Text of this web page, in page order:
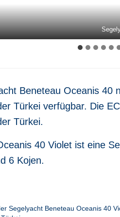
Cockpit der
Cockpit der
Cockpitkissen
Cockpittisch
Salon der
Salon der
Salontisch
Salon der
Galeere der
Galeere der
Kuhlschrank im
Kabine der
Achterkabine
Achterkabine
Baderaum
Baderaum
Beneteau Oceanis 40
Türkei verfügbar. Die
Türkei.
40 Violet ist eine
6 Kojen.